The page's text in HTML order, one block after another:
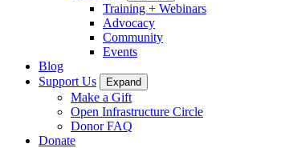
Training + Webinars
Advocacy
Community
Events
Blog
Support Us
Expand
Make a Gift
Open Infrastructure Circle
Donor FAQ
Donate